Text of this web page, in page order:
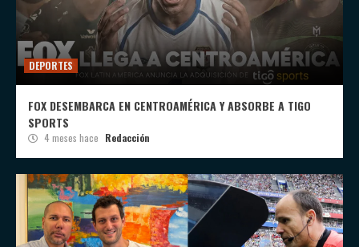
DEPORTES
FOX DESEMBARCA EN CENTROAMÉRICA Y ABSORBE A TIGO
SPORTS
4 meses hace Redacción